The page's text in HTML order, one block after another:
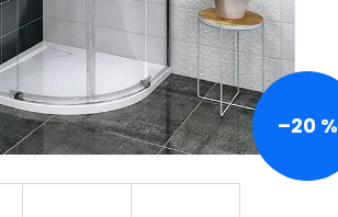
–20 %
5 240 Kč
Původně:6 550 Kč